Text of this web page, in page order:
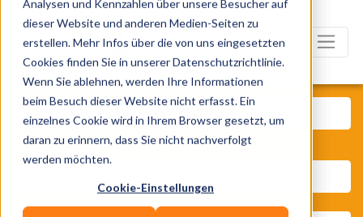
Analysen und Kennzahlen über unsere Besucher auf
dieser Website und anderen Medien-Seiten zu
erstellen. Mehr Infos über die von uns eingesetzten
Cookies finden Sie in unserer Datenschutzrichtlinie.
Wenn Sie ablehnen, werden Ihre Informationen
beim Besuch dieser Website nicht erfasst. Ein
einzelnes Cookie wird in Ihrem Browser gesetzt, um
daran zu erinnern, dass Sie nicht nachverfolgt
werden möchten.
Cookie-Einstellungen
Was? Künstler, Zelte, Bands,